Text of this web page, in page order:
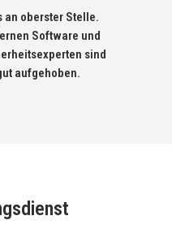
an oberster Stelle.
Software und
sind
aufgehoben.